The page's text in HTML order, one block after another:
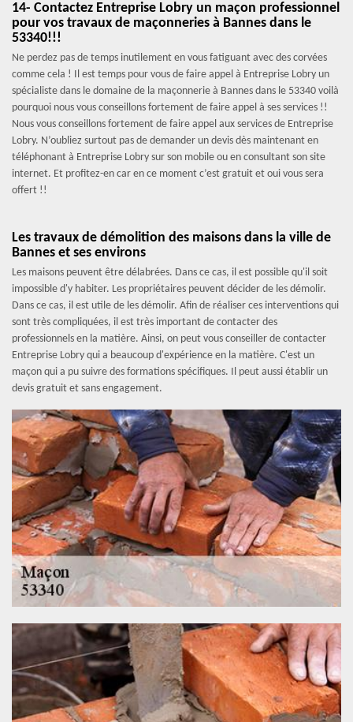
14- Contactez Entreprise Lobry un maçon professionnel
pour vos travaux de maçonneries à Bannes dans le
53340!!!
Ne perdez pas de temps inutilement en vous fatiguant avec des corvées
comme cela ! Il est temps pour vous de faire appel à Entreprise Lobry un
spécialiste dans le domaine de la maçonnerie à Bannes dans le 53340 voilà
pourquoi nous vous conseillons fortement de faire appel à ses services !!
Nous vous conseillons fortement de faire appel aux services de Entreprise
Lobry. N’oubliez surtout pas de demander un devis dès maintenant en
téléphonant à Entreprise Lobry sur son mobile ou en consultant son site
internet. Et profitez-en car en ce moment c’est gratuit et oui vous sera
offert !!
Les travaux de démolition des maisons dans la ville de
Bannes et ses environs
Les maisons peuvent être délabrées. Dans ce cas, il est possible qu'il soit
impossible d'y habiter. Les propriétaires peuvent décider de les démolir.
Dans ce cas, il est utile de les démolir. Afin de réaliser ces interventions qui
sont très compliquées, il est très important de contacter des
professionnels en la matière. Ainsi, on peut vous conseiller de contacter
Entreprise Lobry qui a beaucoup d'expérience en la matière. C'est un
maçon qui a pu suivre des formations spécifiques. Il peut aussi établir un
devis gratuit et sans engagement.